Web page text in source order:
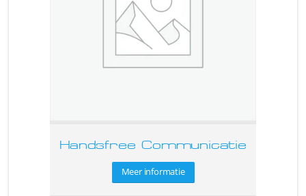
Handsfree Communicatie
Meer informatie